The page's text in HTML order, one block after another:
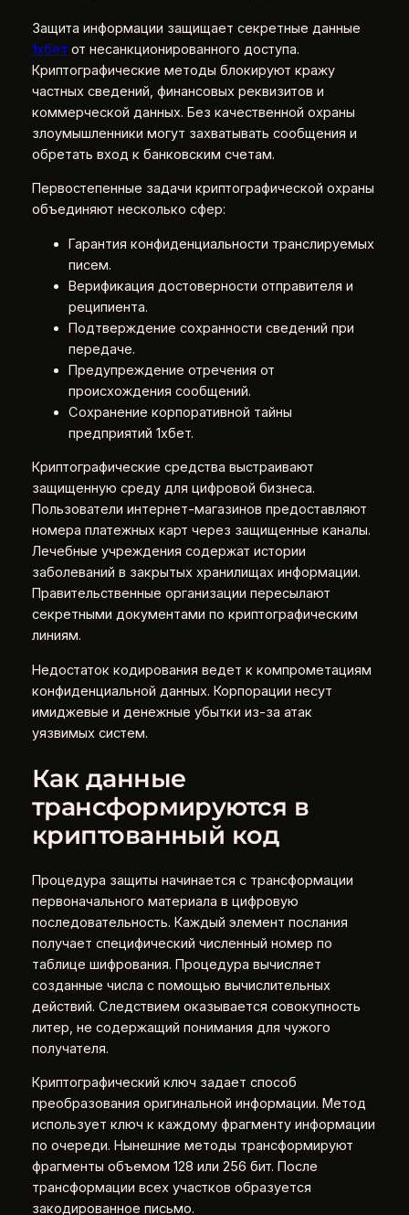
Защита информации защищает секретные данные
1хбет от несанкционированного доступа.
Криптографические методы блокируют кражу
частных сведений, финансовых реквизитов и
коммерческой данных. Без качественной охраны
злоумышленники могут захватывать сообщения и
обретать вход к банковским счетам.
Первостепенные задачи криптографической охраны
объединяют несколько сфер:
Гарантия конфиденциальности транслируемых
писем.
Верификация достоверности отправителя и
реципиента.
Подтверждение сохранности сведений при
передаче.
Предупреждение отречения от
происхождения сообщений.
Сохранение корпоративной тайны
предприятий 1хбет.
Криптографические средства выстраивают
защищенную среду для цифровой бизнеса.
Пользователи интернет-магазинов предоставляют
номера платежных карт через защищенные каналы.
Лечебные учреждения содержат истории
заболеваний в закрытых хранилищах информации.
Правительственные организации пересылают
секретными документами по криптографическим
линиям.
Недостаток кодирования ведет к компрометациям
конфиденциальной данных. Корпорации несут
имиджевые и денежные убытки из-за атак
уязвимых систем.
Как данные
трансформируются в
криптованный код
Процедура защиты начинается с трансформации
первоначального материала в цифровую
последовательность. Каждый элемент послания
получает специфический численный номер по
таблице шифрования. Процедура вычисляет
созданные числа с помощью вычислительных
действий. Следствием оказывается совокупность
литер, не содержащий понимания для чужого
получателя.
Криптографический ключ задает способ
преобразования оригинальной информации. Метод
использует ключ к каждому фрагменту информации
по очереди. Нынешние методы трансформируют
фрагменты объемом 128 или 256 бит. После
трансформации всех участков образуется
закодированное письмо.